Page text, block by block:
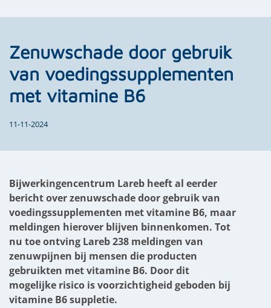
Zenuwschade door gebruik
van voedingssupplementen
met vitamine B6
11-11-2024
Bijwerkingencentrum Lareb heeft al eerder
bericht over zenuwschade door gebruik van
voedingssupplementen met vitamine B6, maar
meldingen hierover blijven binnenkomen. Tot
nu toe ontving Lareb 238 meldingen van
zenuwpijnen bij mensen die producten
gebruikten met vitamine B6. Door dit
mogelijke risico is voorzichtigheid geboden bij
vitamine B6 suppletie.